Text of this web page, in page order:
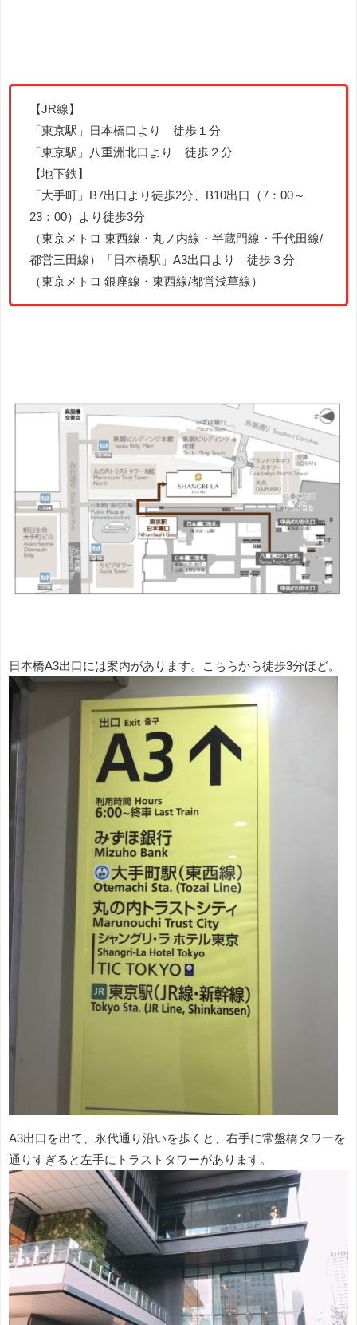
【JR線】
「東京駅」日本橋口より 徒歩１分
「東京駅」八重洲北口より 徒歩２分
【地下鉄】
「大手町」B7出口より徒歩2分、B10出口（7：00～
23：00）より徒歩3分
（東京メトロ 東西線・丸ノ内線・半蔵門線・千代田線/
都営三田線）「日本橋駅」A3出口より 徒歩３分
（東京メトロ 銀座線・東西線/都営浅草線）
日本橋A3出口には案内があります。こちらから徒歩3分ほど。
A3出口を出て、永代通り沿いを歩くと、右手に常盤橋タワーを
通りすぎると左手にトラストタワーがあります。